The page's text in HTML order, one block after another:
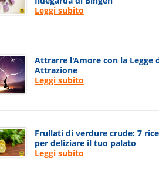
Leggi subito
Attrarre l'Amore con la Legge
Attrazione
Leggi subito
Frullati di verdure crude: 7
per deliziare il tuo palato
Leggi subito